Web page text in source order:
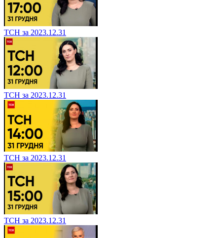
ТСН за 2023.12.31
ТСН за 2023.12.31
ТСН за 2023.12.31
ТСН за 2023.12.31